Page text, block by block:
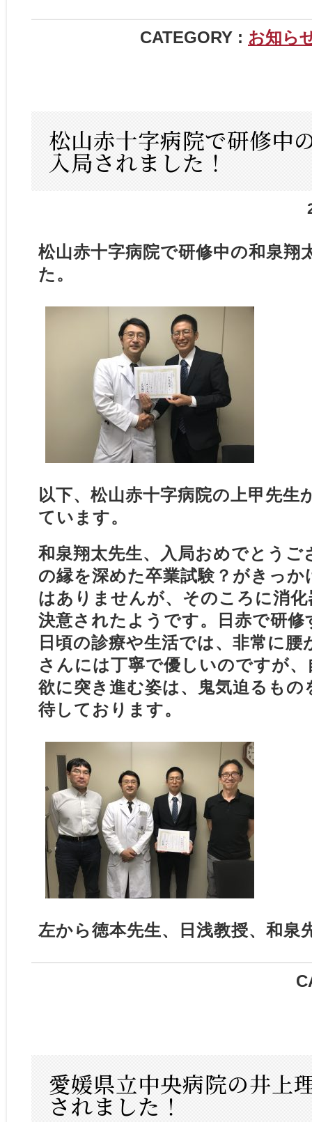
CATEGORY : お知ら
松山赤十字病院で研修中
入局されました！
松山赤十字病院で研修中の和泉翔
た。
以下、松山赤十字病院の上甲先
ています。
和泉翔太先生、入局おめでとうご
の縁を深めた卒業試験？がきっ
はありませんが、そのころに消
決意されたようです。日赤で研
日頃の診療や生活では、非常に
さんには丁寧で優しいのですが
欲に突き進む姿は、鬼気迫るもの
待しております。
左から徳本先生、日浅教授、和泉
愛媛県立中央病院の井上
されました！